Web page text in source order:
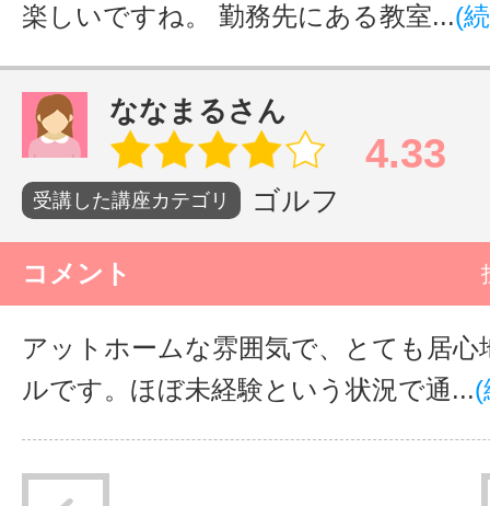
楽しいですね。 勤務先にある教室...(
ななまるさん
4.33
受講した講座カテゴリ ゴルフ
コメント
アットホームな雰囲気で、とても居心
ルです。ほぼ未経験という状況で通...(